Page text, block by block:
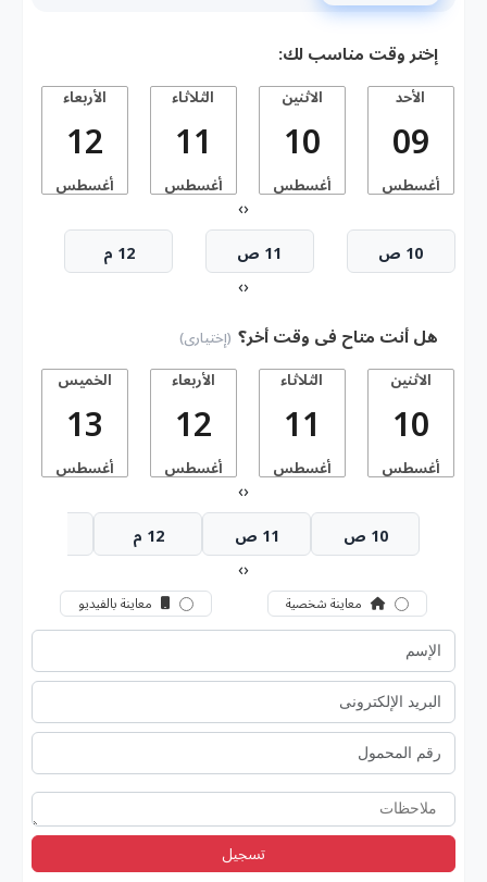
إختر وقت مناسب لك:
الأحد
09
أغسطس
الاثنين
10
أغسطس
الثلاثاء
11
أغسطس
الأربعاء
12
أغسطس
‹
›
10 ص 11 ص 12 م
‹
›
هل أنت متاح فى وقت أخر؟ (إختيارى)
الاثنين
10
أغسطس
الثلاثاء
11
أغسطس
الأربعاء
12
أغسطس
الخميس
13
أغسطس
‹
›
10 ص 11 ص 12 م
‹
›
معاينة شخصية معاينة بالفيديو
تسجيل